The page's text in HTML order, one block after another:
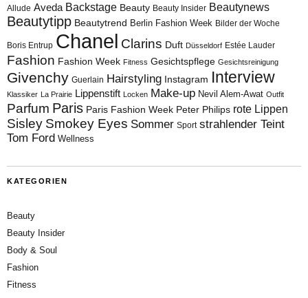
Allude Aveda Backstage Beauty Beauty Insider Beautynews
Beautytipp Beautytrend Berlin Fashion Week Bilder der Woche
Boris Entrup Chanel Clarins Duft Düsseldorf Estée Lauder
Fashion Fashion Week Fitness Gesichtspflege Gesichtsreinigung
Givenchy Guerlain Hairstyling Instagram Interview
Klassiker La Prairie Lippenstift Locken Make-up Nevil Alem-Awat Outfit
Parfum Paris Paris Fashion Week Peter Philips rote Lippen
Sisley Smokey Eyes Sommer Sport strahlender Teint
Tom Ford Wellness
KATEGORIEN
Beauty
Beauty Insider
Body & Soul
Fashion
Fitness